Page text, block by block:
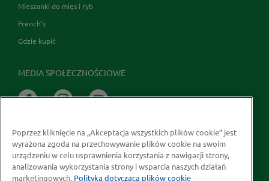
Mieszanki do mięs i ryb
French's
Gdzie kupić
MEDIA SPOŁECZNOŚCIOWE
Poprzez kliknięcie na „Akceptacja wszystkich plików cookie” jest
wyrażona zgoda na przechowywanie plików cookie na swoim
urządzeniu w celu usprawnienia korzystania z nawigacji strony,
analizowania wykorzystania strony i wsparcia naszych działań
marketingowych. Polityka dotycząca plików cookie